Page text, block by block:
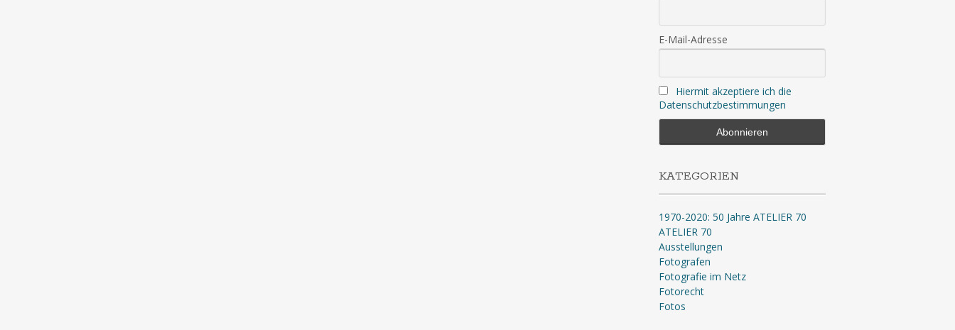
E-Mail-Adresse
Hiermit akzeptiere ich die
Datenschutzbestimmungen
KATEGORIEN
1970-2020: 50 Jahre ATELIER 70
ATELIER 70
Ausstellungen
Fotografen
Fotografie im Netz
Fotorecht
Fotos